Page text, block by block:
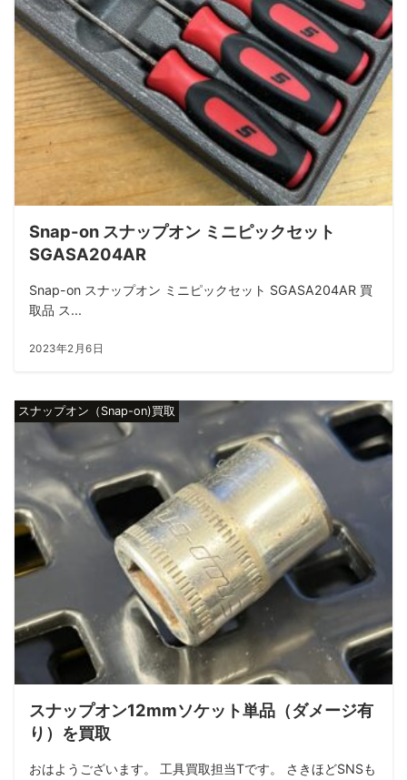
Snap-on スナップオン ミニピックセット
SGASA204AR
Snap-on スナップオン ミニピックセット SGASA204AR 買
取品 ス...
2023年2月6日
スナップオン（Snap-on)買取
スナップオン12mmソケット単品（ダメージ有
り）を買取
おはようございます。 工具買取担当Tです。 さきほどSNSも